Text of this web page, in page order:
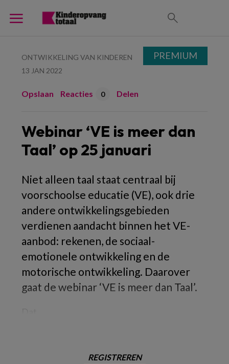
ONTWIKKELING VAN KINDEREN
13 JAN 2022
Opslaan Reacties 0 Delen
Webinar ‘VE is meer dan
Taal’ op 25 januari
Niet alleen taal staat centraal bij
voorschoolse educatie (VE), ook drie
andere ontwikkelingsgebieden
verdienen aandacht binnen het VE-
aanbod: rekenen, de sociaal-
emotionele ontwikkeling en de
motorische ontwikkeling. Daarover
gaat de webinar ‘VE is meer dan Taal’.
REGISTREREN
PREMIUM